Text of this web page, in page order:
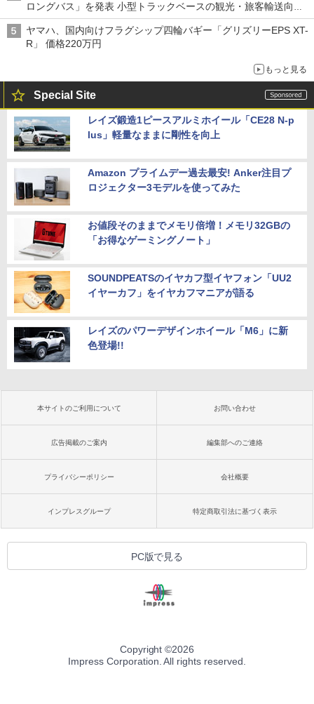
ロングバス」を発表 小型トラックベースの観光・旅客輸送向け
バス
ヤマハ、国内向けフラグシップ四輪バギー「グリズリーEPS XT-
R」 価格220万円
もっと見る
Special Site
レイズ鍛造1ピースアルミホイール「CE28 N-p
lus」軽量なままに剛性を向上
Amazon プライムデー過去最安! Anker注目プ
ロジェクター3モデルを使ってみた
お値段そのままでメモリ倍増！メモリ32GBの
「お得なゲーミングノート」
SOUNDPEATSのイヤカフ型イヤフォン「UU2
イヤーカフ」をイヤカフマニアが語る
レイズのパワーデザインホイール「M6」に新
色登場!!
本サイトのご利用について お問い合わせ
広告掲載のご案内 編集部へのご連絡
プライバシーポリシー 会社概要
インプレスグループ 特定商取引法に基づく表示
PC版で見る
Copyright ©2026
Impress Corporation. All rights reserved.